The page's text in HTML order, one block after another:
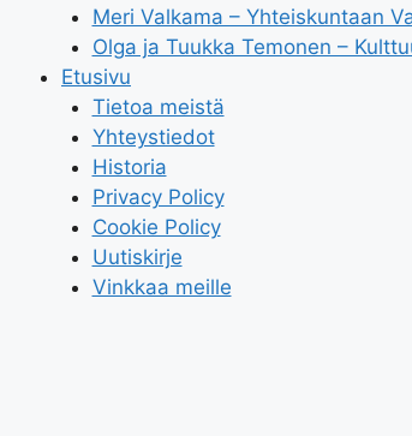
Meri Valkama – Yhteiskuntaan
Olga ja Tuukka Temonen –
Etusivu
Tietoa meistä
Yhteystiedot
Historia
Privacy Policy
Cookie Policy
Uutiskirje
Vinkkaa meille